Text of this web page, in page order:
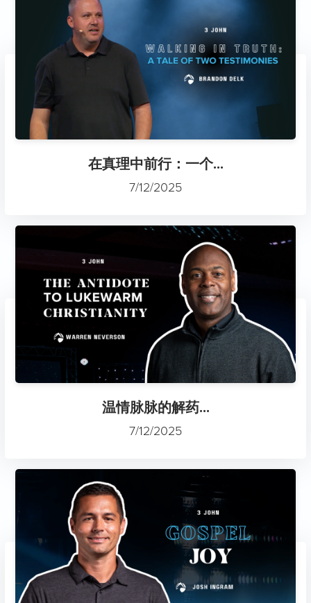
在真理中前行：一个...
7/12/2025
温情脉脉的解药...
7/12/2025